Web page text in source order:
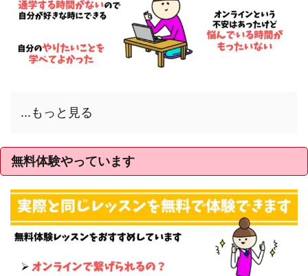
...もっと見る
無料体験やっています